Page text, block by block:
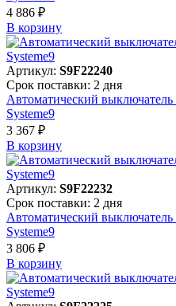
4 886 ₽
В корзинy
Артикул: S9F22240
Срок поставки: 2 дня
Автоматический
Systeme9
3 367 ₽
В корзинy
Артикул: S9F22232
Срок поставки: 2 дня
Автоматический
Systeme9
3 806 ₽
В корзинy